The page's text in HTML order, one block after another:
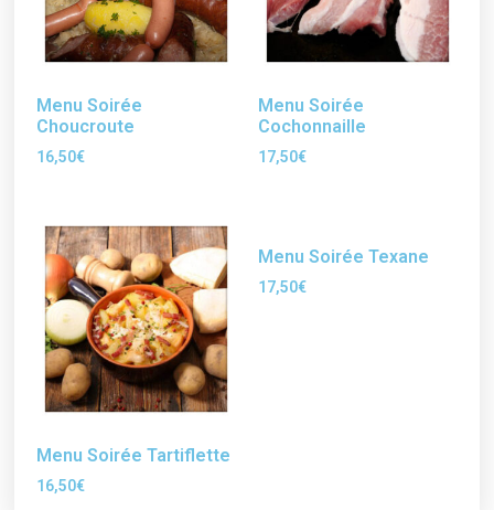
Menu Soirée
Choucroute
16,50€
Menu Soirée
Cochonnaille
17,50€
Menu Soirée Tartiflette
16,50€
Menu Soirée Texane
17,50€